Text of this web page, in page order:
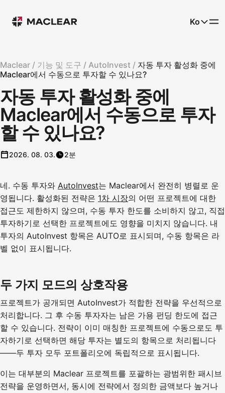
Ko
Maclear / 기능 및 도구 / AutoInvest / 자동 투자 활성화 중에
Maclear에서 수동으로 투자할 수 있나요?
자동 투자 활성화 중에
Maclear에서 수동으로 투자
할 수 있나요?
2026. 08. 03. 2분
네. 수동 투자와 AutoInvest는 Maclear에서 완전히 병렬로 운
영됩니다. 활성화된 전략은 1차 시장의 어떤 프로젝트에 대한
접근도 제한하지 않으며, 수동 투자 한도를 소비하지 않고, 직접
투자하기로 선택한 프로젝트에도 영향을 미치지 않습니다. 내
투자의 AutoInvest 항목은 AUTO로 표시되며, 수동 항목은 라
벨 없이 표시됩니다.
두 가지 모드의 상호작용
프로젝트가 공개되면 AutoInvest가 적합한 전략을 우선적으로
처리합니다. 그 후 수동 투자자는 남은 가용 펀딩 한도에 접근
할 수 있습니다. 전략이 이미 매칭한 프로젝트에 수동으로도 투
자하기로 선택하면 해당 투자는 별도의 항목으로 처리됩니다
——두 투자 모두 포트폴리오에 독립적으로 표시됩니다.
이는 대부분의 Maclear 프로젝트를 포괄하는 광범위한 패시브
전략을 운영하면서, 동시에 전략에서 정의한 금액보다 높거나